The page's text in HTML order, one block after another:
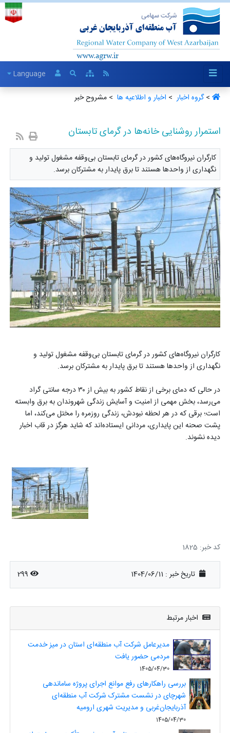
Language
>گروه اخبار ‏ > اخبار و اطلاعیه ها ‏ > مشروح خبر
استمرار روشنایی خانه‌ها در گرمای تابستان
کارگران نیروگاه‌های کشور در گرمای تابستان بی‌وقفه مشغول تولید و
نگهداری از واحدها هستند تا برق پایدار به مشترکان برسد.
کارگران نیروگاه‌های کشور در گرمای تابستان بی‌وقفه مشغول تولید و
نگهداری از واحدها هستند تا برق پایدار به مشترکان برسد.
در حالی که دمای برخی از نقاط کشور به بیش از ۳۰ درجه سانتی گراد
می‌رسد، بخش مهمی از امنیت و آسایش زندگی شهروندان به برق وابسته
است؛ برقی که در هر لحظه نبودش، زندگی روزمره را مختل می‌کند، اما
پشت صحنه این پایداری، مردانی ایستاده‌اند که شاید هرگز در قاب اخبار
دیده نشوند.
کد خبر: 1825
تاریخ خبر : 1404/06/11 299
اخبار مرتبط
مدیرعامل شرکت آب منطقه‌ای استان در میز خدمت
مردمی حضور یافت
1405/04/30
بررسی راهکارهای رفع موانع اجرای پروژه ساماندهی
شهرچای در نشست مشترک شرکت آب منطقه‌ای
آذربایجان‌غربی و مدیریت شهری ارومیه
1405/04/30